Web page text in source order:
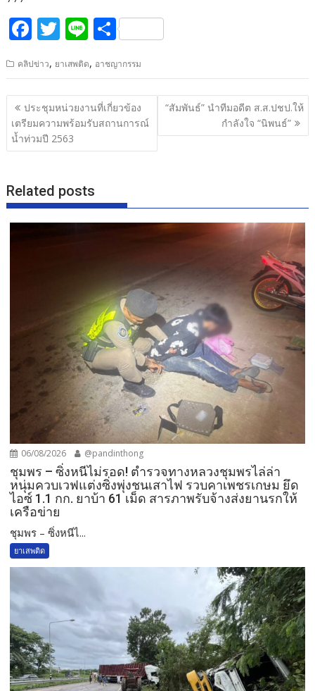
F
e
b
o
o
T
itt
er
Li
e
S
ar
e
คลิปข่าว, ยาเสพติด, อาชญากรรม
แนะแนว
เรื่อง
ประชุมหน่วยงานที่เกี่ยวข้อง
เตรียมความพร้อมรับสถานการณ์
น้ำท่วมปี 2563
“สัมพันธ์” นำทีมอดีต ส.ส.ปชป.ให้
กำลังใจ “นิพนธ์”
Related posts
06/08/2026 @pandinthong
ชุมพร – ซิ่งหนีไม่รอด! ตำรวจทางหลวงชุมพรไล่ล่า
หนุ่มควบเวฟแต่งซิ่งพุ่งชนเสาไฟ รวบคาเพชรเกษม ยึด
ไอซ์ 1.1 กก. ยาบ้า 61 เม็ด สารภาพรับจ้างส่งยานรกให้
เครือข่าย
ชุมพร – ซิ่งหนีไ...
ยาเสพติด